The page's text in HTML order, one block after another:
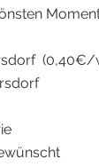
(0,40€/